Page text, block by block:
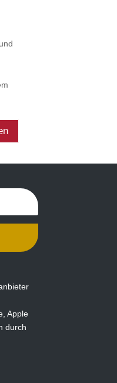
Apple
durch